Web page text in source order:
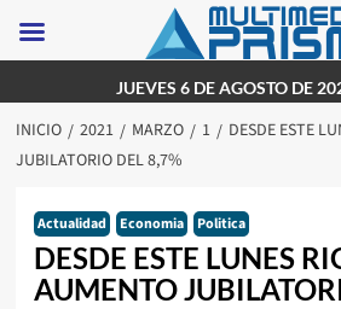
al
contenido
JUEVES 6 DE AGOSTO DE
INICIO 2021 MARZO 1
DESDE ESTE
JUBILATORIO DEL 8,7%
Actualidad Economia Politica
DESDE ESTE LUNES
AUMENTO